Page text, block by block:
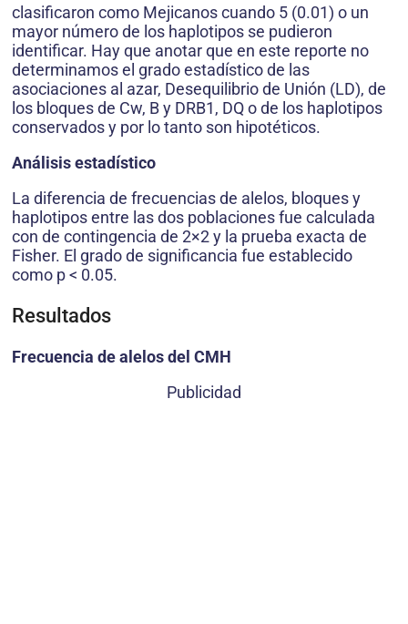
clasificaron como Mejicanos cuando 5 (0.01) o un
mayor número de los haplotipos se pudieron
identificar. Hay que anotar que en este reporte no
determinamos el grado estadístico de las
asociaciones al azar, Desequilibrio de Unión (LD), de
los bloques de Cw, B y DRB1, DQ o de los haplotipos
conservados y por lo tanto son hipotéticos.
Análisis estadístico
La diferencia de frecuencias de alelos, bloques y
haplotipos entre las dos poblaciones fue calculada
con de contingencia de 2×2 y la prueba exacta de
Fisher. El grado de significancia fue establecido
como p < 0.05.
Resultados
Frecuencia de alelos del CMH
Publicidad